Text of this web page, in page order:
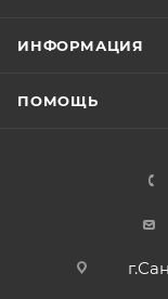
ИНФОРМАЦИЯ
ПОМОЩЬ